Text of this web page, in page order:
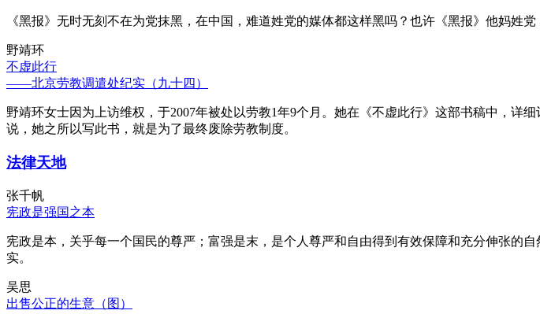
《黑报》无时无刻不在为党抹黑，在中国，难道姓党的媒体都这样黑吗？也许《黑报》他妈姓党
野靖环
不虚此行
——北京劳教调遣处纪实（九十四）
野靖环女士因为上访维权，于2007年被处以劳教1年9个月。她在《不虚此行》这部书稿中，
说，她之所以写此书，就是为了最终废除劳教制度。
法律天地
张千帆
宪政是强国之本
宪政是本，关乎每一个国民的尊严；富强是末，是个人尊严和自由得到有效保障和充分伸张的
实。
吴思
出售公正的生意（图）